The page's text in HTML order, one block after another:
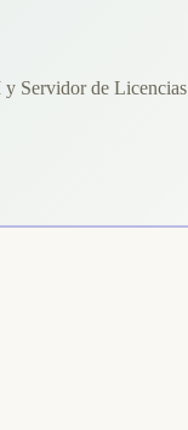
y Servidor de Licencias